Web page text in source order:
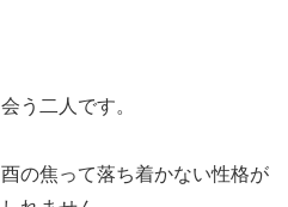
う二人です。
の焦って落ち着かない性格が